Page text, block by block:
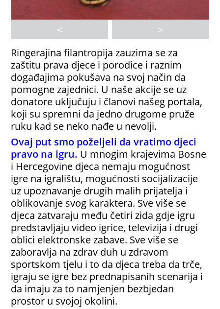
< >
Ringerajina filantropija zauzima se za
zaštitu prava djece i porodice i raznim
događajima pokušava na svoj način da
pomogne zajednici. U naše akcije se uz
donatore uključuju i članovi našeg portala,
koji su spremni da jedno drugome pruže
ruku kad se neko nađe u nevolji.
Ovaj put smo poželjeli da vratimo djeci
pravo na igru. U mnogim krajevima Bosne
i Hercegovine djeca nemaju mogućnost
igre na igralištu, mogućnosti socijalizacije
uz upoznavanje drugih malih prijatelja i
oblikovanje svog karaktera. Sve više se
djeca zatvaraju među četiri zida gdje igru
predstavljaju video igrice, televizija i drugi
oblici elektronske zabave. Sve više se
zaboravlja na zdrav duh u zdravom
sportskom tjelu i to da djeca treba da trče,
igraju se igre bez prednapisanih scenarija i
da imaju za to namjenjen bezbjedan
prostor u svojoj okolini.